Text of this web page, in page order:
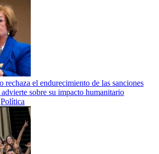
rechaza el endurecimiento de las sanciones
sobre su impacto humanitario
Política